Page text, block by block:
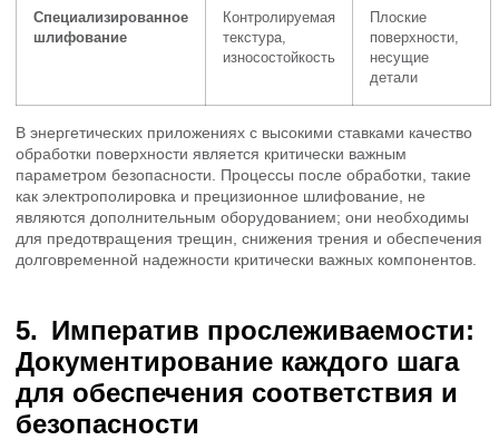
Специализированное
шлифование
Контролируемая
текстура,
износостойкость
Плоские
поверхности,
несущие
детали
В энергетических приложениях с высокими ставками качество
обработки поверхности является критически важным
параметром безопасности. Процессы после обработки, такие
как электрополировка и прецизионное шлифование, не
являются дополнительным оборудованием; они необходимы
для предотвращения трещин, снижения трения и обеспечения
долговременной надежности критически важных компонентов.
Императив прослеживаемости:
Документирование каждого шага
для обеспечения соответствия и
безопасности